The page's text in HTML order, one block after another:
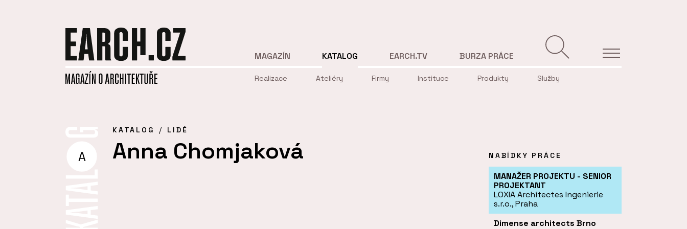
MAGAZÍN KATALOG
Realizace Ateliéry Firmy Instituce Produkty Služby
EARCH.TV BURZA PRÁCE
A
KATALOG LIDÉ
Anna Chomjaková NABÍDKY PRÁCE
MANAŽER PROJEKTU - SENIOR
PROJEKTANT
LOXIA Architectes Ingenierie
s.r.o., Praha
Dimense architects Brno